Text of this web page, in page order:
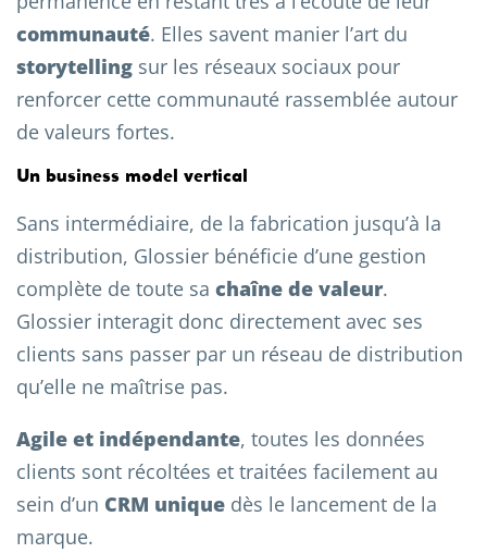
communauté. Elles savent manier l’art du
storytelling sur les réseaux sociaux pour
renforcer cette communauté rassemblée autour
de valeurs fortes.
Un business model vertical
Sans intermédiaire, de la fabrication jusqu’à la
distribution, Glossier bénéficie d’une gestion
complète de toute sa chaîne de valeur.
Glossier interagit donc directement avec ses
clients sans passer par un réseau de distribution
qu’elle ne maîtrise pas.
Agile et indépendante, toutes les données
clients sont récoltées et traitées facilement au
sein d’un CRM unique dès le lancement de la
marque.